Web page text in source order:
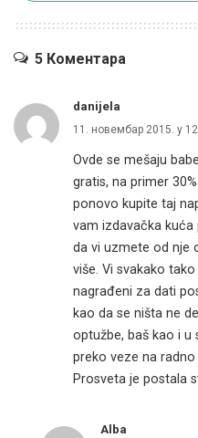
5 Коментара
danijela
11. новембар 2015. у
Ovde se mešaju
gratis, na primer
ponovo kupite taj
vam izdavačka
da vi uzmete od nje
više. Vi svakako
nagrađeni za dati
kao da se ništa ne
optužbe, baš kao i u
preko veze na
Prosveta je postala
Alba